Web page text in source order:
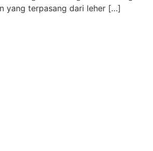
yang terpasang dari leher […]